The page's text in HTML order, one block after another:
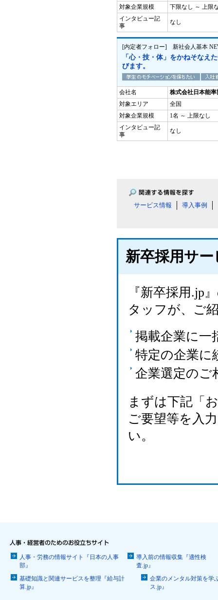
対象企業規模
下限なし ～ 上限
インタビュー記
事
なし
[内定者フォロー] 新社会人基本
「心・技・体」をかねそなえ
びます。
会社名
株式会社日本能
対象エリア
全国
対象企業規模
1名 ～ 上限なし
インタビュー記
事
なし
サービス情報 導入事例
新卒採用サ
『新卒採用.jp
タッフが、ご
掲載企業に一
特定の企業に
企業選定のご
まずは下記「
ご要望等を入
い。
人事・労務の情報サイト『日本の人事
部』
導入前の情報収集『適性検
査.jp』
基礎知識と関連サービスを整理『給与計
算.jp』
企業のメンタル対策を学
ス.jp』